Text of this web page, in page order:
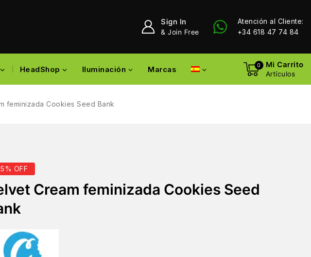
Sign In
& Join Free
Atención al Cliente:
+34 618 47 74 84
HeadShop Iluminación Marcas 0 Mi Carrito
Artículos
feminizada Cookies Seed Bank
OFF
Cream feminizada Cookies Seed